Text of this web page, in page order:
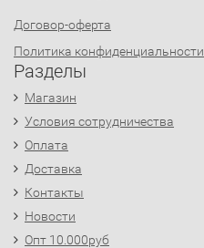
Договор-оферта
Политика конфиденциальности
Разделы
Магазин
Условия сотрудничества
Оплата
Доставка
Контакты
Новости
Опт 10.000руб